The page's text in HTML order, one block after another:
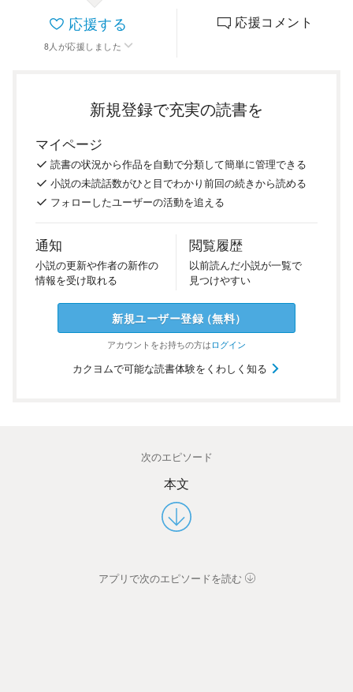
応援する
8 人 が応援しました
応援コメント
新規登録で充実の読書を
マイページ
読書の状況から作品を自動で分類して簡単に管理できる
小説の未読話数がひと目でわかり前回の続きから読める
フォローしたユーザーの活動を追える
通知
小説の更新や作者の新作の
情報を受け取れる
閲覧履歴
以前読んだ小説が一覧で
見つけやすい
新規ユーザー登録（無料）
アカウントをお持ちの方はログイン
カクヨムで可能な読書体験をくわしく知る
次のエピソード
本文
アプリで次のエピソードを読む